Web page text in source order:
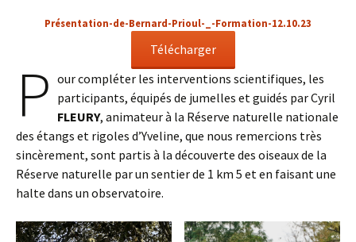
Présentation-de-Bernard-Prioul-_-Formation-12.10.23
Télécharger
P our compléter les interventions scientifiques, les
participants, équipés de jumelles et guidés par Cyril
FLEURY, animateur à la Réserve naturelle nationale
des étangs et rigoles d’Yveline, que nous remercions très
sincèrement, sont partis à la découverte des oiseaux de la
Réserve naturelle par un sentier de 1 km 5 et en faisant une
halte dans un observatoire.